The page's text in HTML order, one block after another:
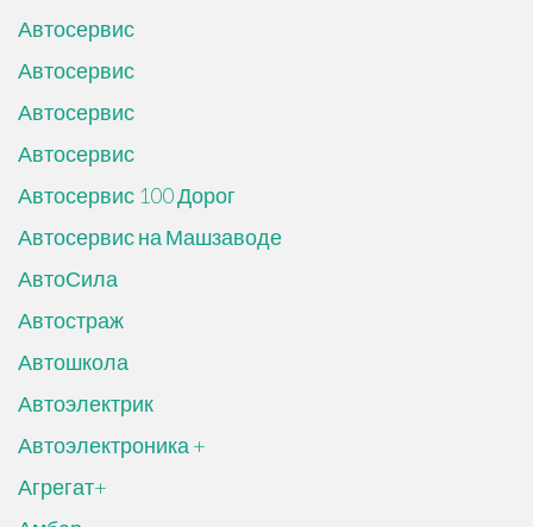
Автосервис
Автосервис
Автосервис
Автосервис
Автосервис 100 Дорог
Автосервис на Машзаводе
АвтоСила
Автостраж
Автошкола
Автоэлектрик
Автоэлектроника +
Агрегат+